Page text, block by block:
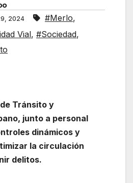
2024 #Merlo,
Vial, #Sociedad,
Tránsito y
junto a personal
dinámicos y
la circulación
delitos.